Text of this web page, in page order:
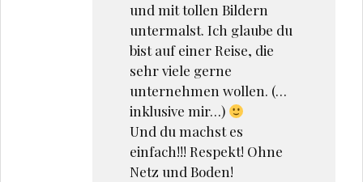
und mit tollen Bildern
untermalst. Ich glaube du
bist auf einer Reise, die
sehr viele gerne
unternehmen wollen. (…
inklusive mir…)
Und du machst es
einfach!!! Respekt! Ohne
Netz und Boden!